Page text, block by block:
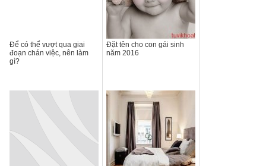
Để có thể vượt qua giai
đoạn chán việc, nên làm
gì?
Đặt tên cho con gái sinh
năm 2016